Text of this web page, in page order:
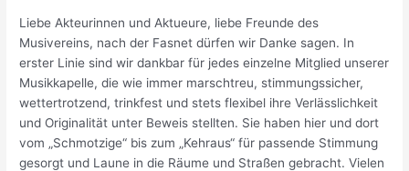
Liebe Akteurinnen und Aktueure, liebe Freunde des
Musivereins, nach der Fasnet dürfen wir Danke sagen. In
erster Linie sind wir dankbar für jedes einzelne Mitglied unserer
Musikkapelle, die wie immer marschtreu, stimmungssicher,
wettertrotzend, trinkfest und stets flexibel ihre Verlässlichkeit
und Originalität unter Beweis stellten. Sie haben hier und dort
vom „Schmotzige“ bis zum „Kehraus“ für passende Stimmung
gesorgt und Laune in die Räume und Straßen gebracht. Vielen